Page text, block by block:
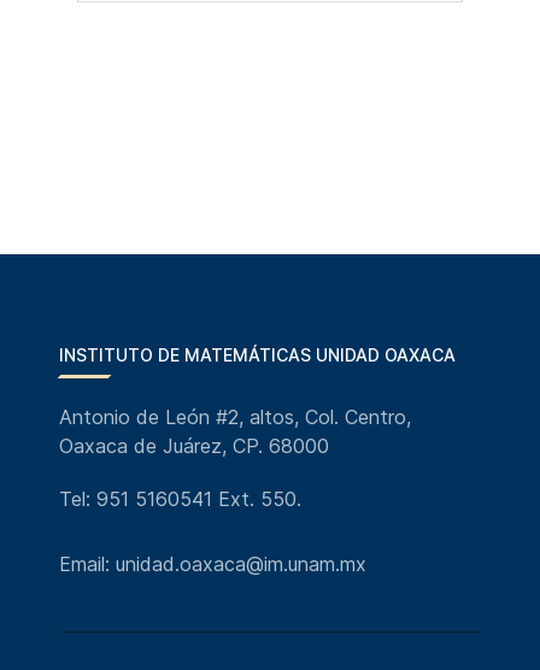
INSTITUTO DE MATEMÁTICAS UNIDAD OAXACA
Antonio de León #2, altos, Col. Centro,
Oaxaca de Juárez, CP. 68000
Tel: 951 5160541 Ext. 550.
Email: unidad.oaxaca@im.unam.mx